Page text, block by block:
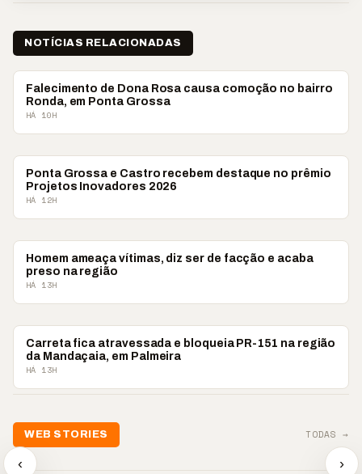
NOTÍCIAS RELACIONADAS
PONTA GROSSA
Falecimento de Dona Rosa causa comoção no bairro
Ronda, em Ponta Grossa
HÁ 10H
CAMPOS GERAIS
Ponta Grossa e Castro recebem destaque no prêmio
Projetos Inovadores 2026
HÁ 12H
PONTA GROSSA
Homem ameaça vítimas, diz ser de facção e acaba
preso na região
HÁ 13H
CAMPOS GERAIS
Carreta fica atravessada e bloqueia PR-151 na região
da Mandaçaia, em Palmeira
HÁ 13H
WEB STORIES TODAS →
‹
📢💜 Agosto Lilás
reforça combate à
violência contra a
mulher
📢 Noite
chega
oração
›